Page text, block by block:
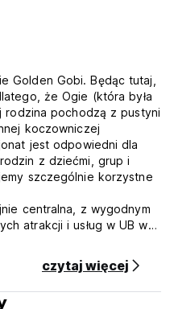
Golden Gobi. Będąc tutaj,
że Ogie (która była
pochodzą z pustyni
koczowniczej
jest odpowiedni dla
z dziećmi, grup i
szczególnie korzystne
centralna, z wygodnym
atrakcji i usług w UB w
bankomaty,
Avenue (Main
czytaj więcej